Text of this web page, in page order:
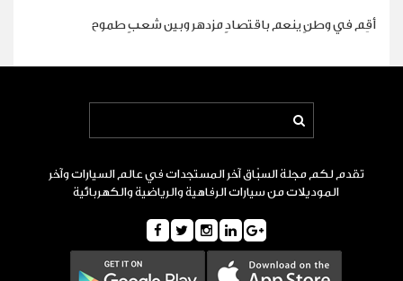
أقِم في وطنٍ ينعم باقتصادٍ مزدهر وبين شعبٍ طموح
تقدم لكم مجلة السبّاق آخر المستجدات في عالم السيارات وآخر
الموديلات من سيارات الرفاهية والرياضية والكهربائية